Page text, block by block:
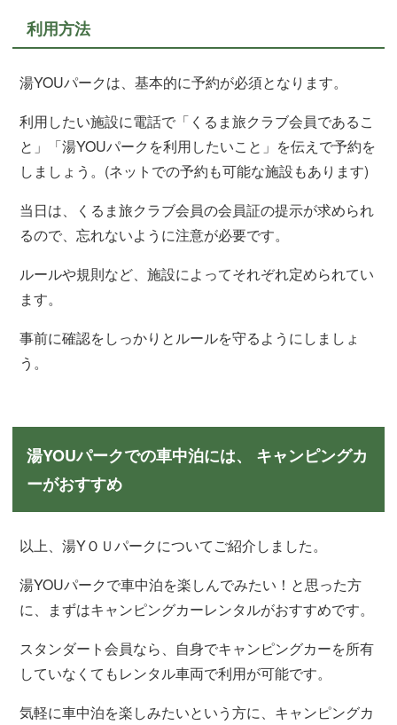
利用方法
湯YOUパークは、基本的に予約が必須となります。
利用したい施設に電話で「くるま旅クラブ会員であるこ
と」「湯YOUパークを利用したいこと」を伝えで予約を
しましょう。(ネットでの予約も可能な施設もあります)
当日は、くるま旅クラブ会員の会員証の提示が求められ
るので、忘れないように注意が必要です。
ルールや規則など、施設によってそれぞれ定められてい
ます。
事前に確認をしっかりとルールを守るようにしましょ
う。
湯YOUパークでの車中泊には、 キャンピングカ
ーがおすすめ
以上、湯YＯＵパークについてご紹介しました。
湯YOUパークで車中泊を楽しんでみたい！と思った方
に、まずはキャンピングカーレンタルがおすすめです。
スタンダート会員なら、自身でキャンピングカーを所有
していなくてもレンタル車両で利用が可能です。
気軽に車中泊を楽しみたいという方に、キャンピングカ